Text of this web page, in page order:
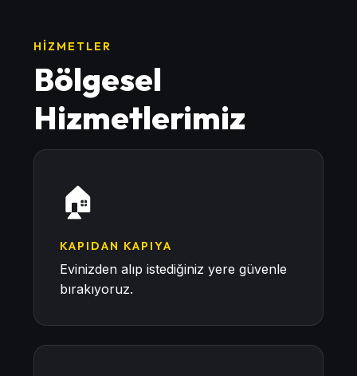
HIZMETLER
Bölgesel
Hizmetlerimiz
🏠
KAPIDAN KAPIYA
Evinizden alıp istediğiniz yere güvenle
bırakıyoruz.